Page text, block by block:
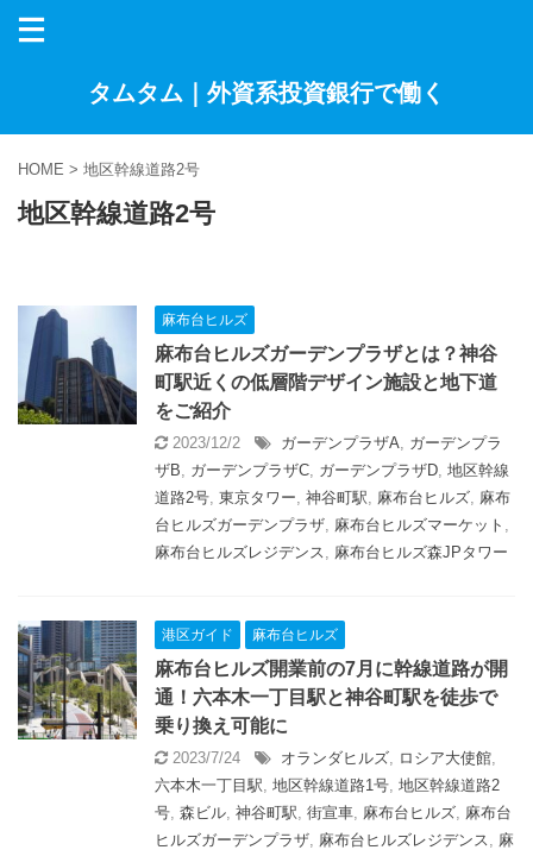
タムタム｜外資系投資銀行で働く
HOME > 地区幹線道路2号
地区幹線道路2号
麻布台ヒルズ
麻布台ヒルズガーデンプラザとは？神谷
町駅近くの低層階デザイン施設と地下道
をご紹介
2023/12/2 ガーデンプラザA, ガーデンプラ
ザB, ガーデンプラザC, ガーデンプラザD, 地区幹線
道路2号, 東京タワー, 神谷町駅, 麻布台ヒルズ, 麻布
台ヒルズガーデンプラザ, 麻布台ヒルズマーケット ,
麻布台ヒルズレジデンス, 麻布台ヒルズ森JPタワー
港区ガイド 麻布台ヒルズ
麻布台ヒルズ開業前の7月に幹線道路が開
通！六本木一丁目駅と神谷町駅を徒歩で
乗り換え可能に
2023/7/24 オランダヒルズ, ロシア大使館,
六本木一丁目駅, 地区幹線道路1号, 地区幹線道路2
号, 森ビル, 神谷町駅, 街宣車, 麻布台ヒルズ, 麻布台
ヒルズガーデンプラザ, 麻布台ヒルズレジデンス, 麻